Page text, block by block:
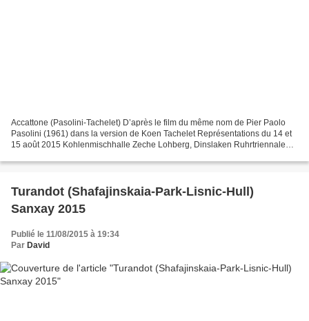
Accattone (Pasolini-Tachelet) D’après le film du même nom de Pier Paolo
Pasolini (1961) dans la version de Koen Tachelet Représentations du 14 et
15 août 2015 Kohlenmischhalle Zeche Lohberg, Dinslaken Ruhrtriennale
Turandot (Shafajinskaia-Park-Lisnic-Hull)
Sanxay 2015
Publié le 11/08/2015 à 19:34
Par David